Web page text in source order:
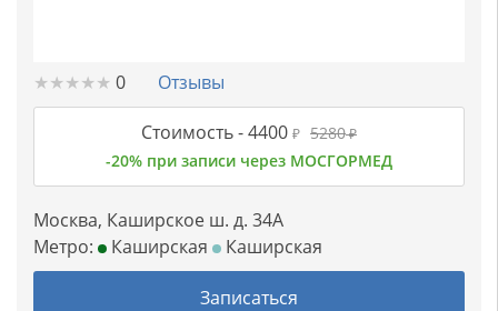
★★★★★
★★★★★ 0 Отзывы
Стоимость -4400 ₽ 5280₽
-20% при записи через МОСГОРМЕД
Москва, Каширское ш. д. 34А
Метро:
Каширская Каширская
Записаться